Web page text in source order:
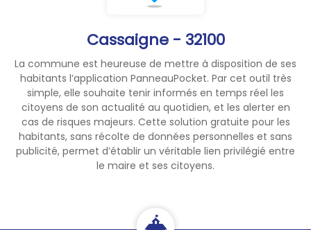
Cassaigne - 32100
La commune est heureuse de mettre à disposition de ses
habitants l’application PanneauPocket. Par cet outil très
simple, elle souhaite tenir informés en temps réel les
citoyens de son actualité au quotidien, et les alerter en
cas de risques majeurs. Cette solution gratuite pour les
habitants, sans récolte de données personnelles et sans
publicité, permet d’établir un véritable lien privilégié entre
le maire et ses citoyens.